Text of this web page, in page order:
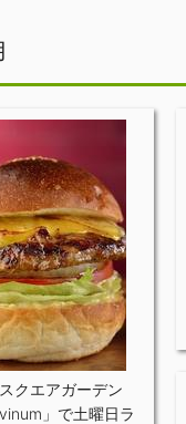
クエアガーデン
」で土曜日ラ